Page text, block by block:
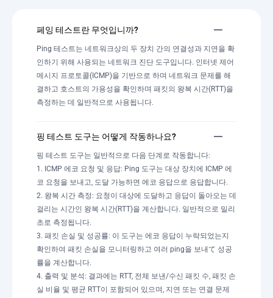
페잉 테스트란 무엇입니까?
Ping 테스트는 네트워크상의 두 장치 간의 연결성과 지연을 확
인하기 위해 사용되는 네트워크 진단 도구입니다. 인터넷 제어
메시지 프로토콜(ICMP)을 기반으로 하며 네트워크 문제를 해
결하고 호스트의 가용성을 확인하며 패킷의 왕복 시간(RTT)을
측정하는 데 일반적으로 사용됩니다.
핑 테스트 도구는 어떻게 작동하나요?
핑 테스트 도구는 일반적으로 다음 단계로 작동합니다:
1. ICMP 에코 요청 및 응답: Ping 도구는 대상 장치에 ICMP 에
코 요청을 보내고, 도달 가능하면 에코 응답으로 응답합니다.
2. 왕복 시간 측정: 요청이 대상에 도달하고 응답이 돌아오는 데
걸리는 시간인 왕복 시간(RTT)을 계산합니다. 일반적으로 밀리
초로 측정됩니다.
3. 패킷 손실 및 성공률: 이 도구는 에코 응답이 누락되었는지
확인하여 패킷 손실을 모니터링하고 여러 ping을 보내て 성공
률을 계산합니다.
4. 출력 및 분석: 결과에는 RTT, 전체 보낸/수신 패킷 수, 패킷 손
실 비율 및 평균 RTT이 포함되어 있으며, 지연 또는 연결 문제